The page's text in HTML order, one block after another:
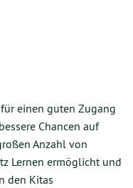
einen guten Zugang
Chancen auf
Anzahl von
Lernen ermöglicht und
den Kitas